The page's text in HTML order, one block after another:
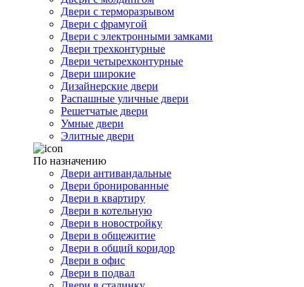
Двери с терморазрывом
Двери с фрамугой
Двери с электронными замками
Двери трехконтурные
Двери четырехконтурные
Двери широкие
Дизайнерские двери
Распашные уличные двери
Решетчатые двери
Умные двери
Элитные двери
По назначению
Двери антивандальные
Двери бронированные
Двери в квартиру
Двери в котельную
Двери в новостройку
Двери в общежитие
Двери в общий коридор
Двери в офис
Двери в подвал